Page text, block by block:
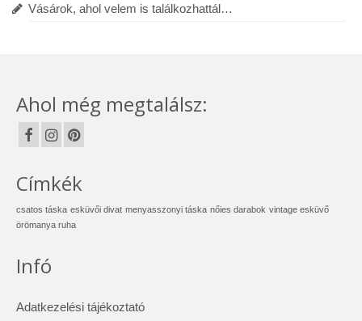
Vásárok, ahol velem is találkozhattál…
Ahol még megtalálsz:
Címkék
csatos táska esküvői divat menyasszonyi táska nőies darabok vintage esküvő
örömanya ruha
Infó
Adatkezelési tájékoztató